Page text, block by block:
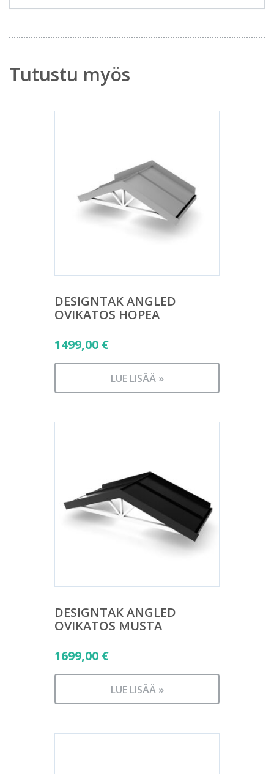
Tutustu myös
DESIGNTAK ANGLED
OVIKATOS HOPEA
1499,00 €
LUE LISÄÄ »
DESIGNTAK ANGLED
OVIKATOS MUSTA
1699,00 €
LUE LISÄÄ »